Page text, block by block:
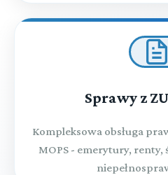
Sprawy z
Kompleksowa obsługa
MOPS - emerytury, renty,